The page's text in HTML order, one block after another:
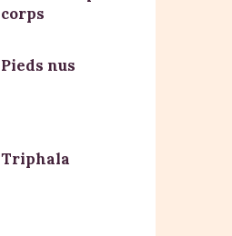
corps
Pieds nus
Triphala